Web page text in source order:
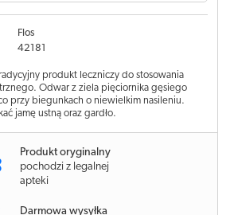
Flos
42181
produkt leczniczy do stosowania
Odwar z ziela pięciornika gęsiego
przy biegunkach o niewielkim nasileniu.
jamę ustną oraz gardło.
Produkt oryginalny
pochodzi z legalnej
apteki
Darmowa wysyłka